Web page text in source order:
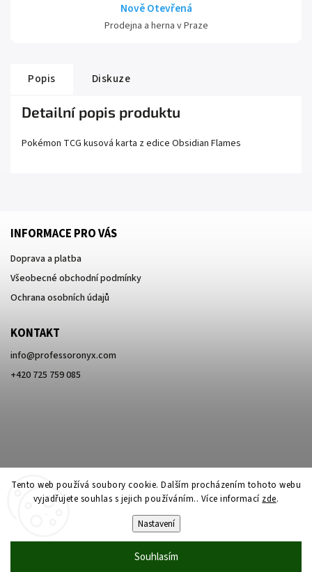
Tento web používá soubory cookie. Dalším procházením tohoto webu
vyjadřujete souhlas s jejich používáním.. Více informací zde.
Nastavení
Souhlasím
Nově Otevřená
Prodejna a herna v Praze
Popis Diskuze
Detailní popis produktu
Pokémon TCG kusová karta z edice Obsidian Flames
INFORMACE PRO VÁS
Doprava a platba
Všeobecné obchodní podmínky
Ochrana osobních údajů
KONTAKT
info@professoronyx.com
+420 725 759 085
Professor Onyx. Všechna práva vyhrazena.